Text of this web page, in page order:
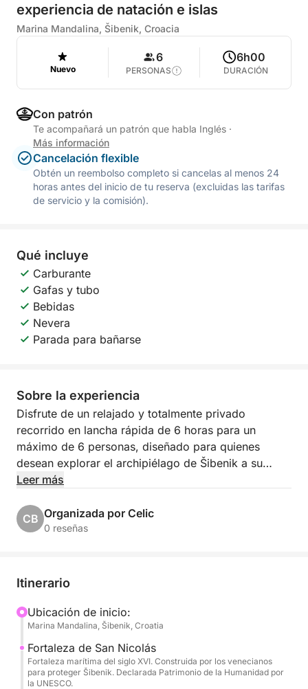
experiencia de natación e islas
Marina Mandalina, Šibenik, Croacia
Nuevo
6
PERSONAS
6h00
DURACIÓN
Con patrón
Te acompañará un patrón que habla Inglés ·
Más información
Cancelación flexible
Obtén un reembolso completo si cancelas al menos 24
horas antes del inicio de tu reserva (excluidas las tarifas
de servicio y la comisión).
Qué incluye
Carburante
Gafas y tubo
Bebidas
Nevera
Parada para bañarse
Sobre la experiencia
Disfrute de un relajado y totalmente privado
recorrido en lancha rápida de 6 horas para un
máximo de 6 personas, diseñado para quienes
desean explorar el archipiélago de Šibenik a su
propio ritmo. Ya sea que viaje en familia, con
equilibrio perfecto entre navegación panorámica,
natación y tranquilidad en la isla.
lugar de su preferencia, con una hora de inicio
puerto, disfrutará de vistas panorámicas de la
histórica ciudad de Šibenik y de la impresionante
Fortaleza de San Nicolás, un monumento protegido
por la UNESCO que custodia la entrada al canal.
Leer más
CB Organizada por Celic
0 reseñas
Itinerario
Ubicación de inicio:
Marina Mandalina, Šibenik, Croatia
Fortaleza de San Nicolás
Fortaleza marítima del siglo XVI. Construida por los venecianos
para proteger Šibenik. Declarada Patrimonio de la Humanidad por
la UNESCO.